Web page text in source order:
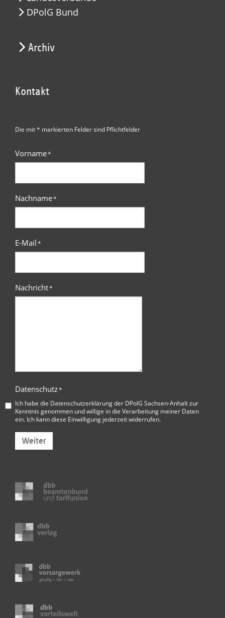
DPolG Bund
Archiv
Kontakt
Die mit * markierten Felder sind Pflichtfelder
Vorname*
Nachname*
E-Mail*
Nachricht*
Datenschutz*
Ich habe die Datenschutzerklärung der DPolG Sachsen-Anhaltzur
Kenntnis genommen und willige in die Verarbeitung meiner Daten
ein. Ich kann diese Einwilligung jederzeit widerrufen.
Weiter